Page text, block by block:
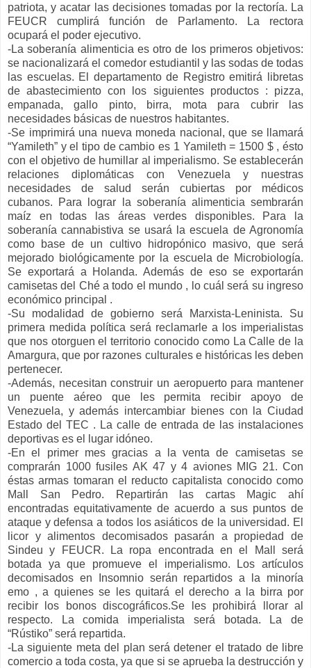
patriota, y acatar las decisiones tomadas por la rectoría. La
FEUCR cumplirá función de Parlamento. La rectora
ocupará el poder ejecutivo.
-La soberanía alimenticia es otro de los primeros objetivos:
se nacionalizará el comedor estudiantil y las sodas de todas
las escuelas. El departamento de Registro emitirá libretas
de abastecimiento con los siguientes productos : pizza,
empanada, gallo pinto, birra, mota para cubrir las
necesidades básicas de nuestros habitantes.
-Se imprimirá una nueva moneda nacional, que se llamará
“Yamileth” y el tipo de cambio es 1 Yamileth = 1500 $ , ésto
con el objetivo de humillar al imperialismo. Se establecerán
relaciones diplomáticas con Venezuela y nuestras
necesidades de salud serán cubiertas por médicos
cubanos. Para lograr la soberanía alimenticia sembrarán
maíz en todas las áreas verdes disponibles. Para la
soberanía cannabistiva se usará la escuela de Agronomía
como base de un cultivo hidropónico masivo, que será
mejorado biológicamente por la escuela de Microbiología.
Se exportará a Holanda. Además de eso se exportarán
camisetas del Ché a todo el mundo , lo cuál será su ingreso
económico principal .
-Su modalidad de gobierno será Marxista-Leninista. Su
primera medida política será reclamarle a los imperialistas
que nos otorguen el territorio conocido como La Calle de la
Amargura, que por razones culturales e históricas les deben
pertenecer.
-Además, necesitan construir un aeropuerto para mantener
un puente aéreo que les permita recibir apoyo de
Venezuela, y además intercambiar bienes con la Ciudad
Estado del TEC . La calle de entrada de las instalaciones
deportivas es el lugar idóneo.
-En el primer mes gracias a la venta de camisetas se
comprarán 1000 fusiles AK 47 y 4 aviones MIG 21. Con
éstas armas tomaran el reducto capitalista conocido como
Mall San Pedro. Repartirán las cartas Magic ahí
encontradas equitativamente de acuerdo a sus puntos de
ataque y defensa a todos los asiáticos de la universidad. El
licor y alimentos decomisados pasarán a propiedad de
Sindeu y FEUCR. La ropa encontrada en el Mall será
botada ya que promueve el imperialismo. Los artículos
decomisados en Insomnio serán repartidos a la minoría
emo , a quienes se les quitará el derecho a la birra por
recibir los bonos discográficos.Se les prohibirá llorar al
respecto. La comida imperialista será botada. La de
“Rústiko” será repartida.
-La siguiente meta del plan será detener el tratado de libre
comercio a toda costa, ya que si se aprueba la destrucción y